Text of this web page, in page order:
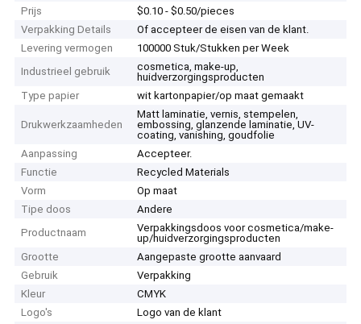
Prijs
$0.10 - $0.50/pieces
Verpakking Details
Of accepteer de eisen van de klant.
Levering vermogen
100000 Stuk/Stukken per Week
Industrieel gebruik
cosmetica, make-up,
huidverzorgingsproducten
Type papier
wit kartonpapier/op maat gemaakt
Drukwerkzaamheden
Matt laminatie, vernis, stempelen,
embossing, glanzende laminatie, UV-
coating, vanishing, goudfolie
Aanpassing
Accepteer.
Functie
Recycled Materials
Vorm
Op maat
Tipe doos
Andere
Productnaam
Verpakkingsdoos voor cosmetica/make-
up/huidverzorgingsproducten
Grootte
Aangepaste grootte aanvaard
Gebruik
Verpakking
Kleur
CMYK
Logo's
Logo van de klant